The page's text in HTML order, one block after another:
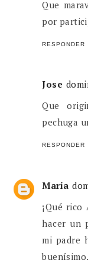
Que
por
RESPONDER
Jose
Que
pechuga
RESPONDER
María
¡Qué rico
hacer un
mi padre